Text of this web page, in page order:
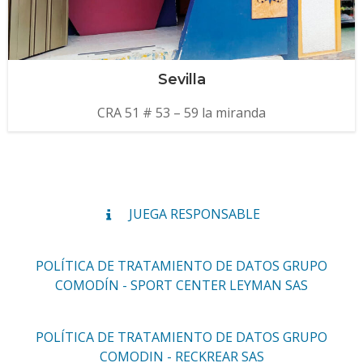
Sevilla
CRA 51 # 53 – 59 la miranda
JUEGA RESPONSABLE
POLÍTICA DE TRATAMIENTO DE DATOS GRUPO
COMODÍN - SPORT CENTER LEYMAN SAS
POLÍTICA DE TRATAMIENTO DE DATOS GRUPO
COMODIN - RECKREAR SAS